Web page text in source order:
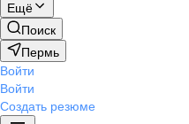
Ещё
Поиск
Пермь
Войти
Войти
Создать резюме